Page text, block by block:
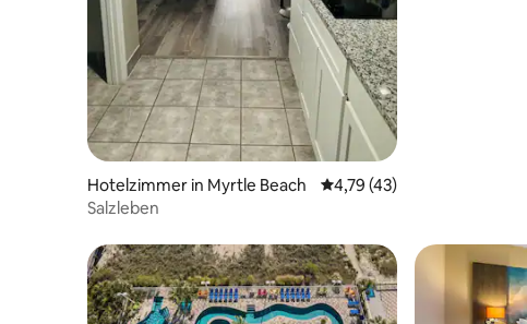
Hotelzimmer in Myrtle Beach Durchschnittliche
4,79 (43)
Salzleben